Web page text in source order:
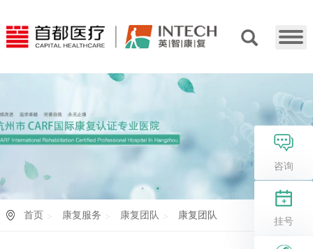
首页 康复服务 康复团队 康复团队
咨询
挂号